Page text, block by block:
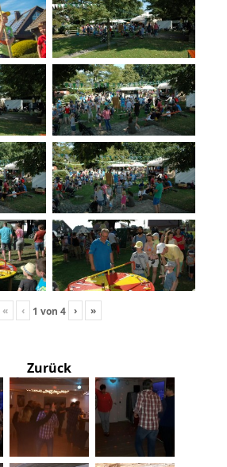
« ‹ 1 von 4 › »
Zurück